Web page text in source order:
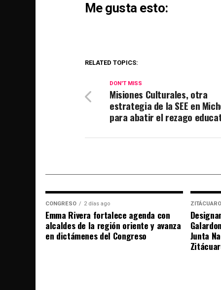
Me gusta esto:
RELATED TOPICS:
DON'T MISS
Misiones Culturales, otra
estrategia de la SEE en
para abatir el rezago
CONGRESO 2 días ago
Emma Rivera fortalece agenda con
alcaldes de la región oriente y avanza
en dictámenes del Congreso
ZITÁCUARO
Junta